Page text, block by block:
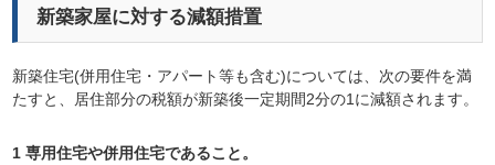
新築家屋に対する減額措置
新築住宅(併用住宅・アパート等も含む)については、次の要件を満
たすと、居住部分の税額が新築後一定期間2分の1に減額されます。
1 専用住宅や併用住宅であること。